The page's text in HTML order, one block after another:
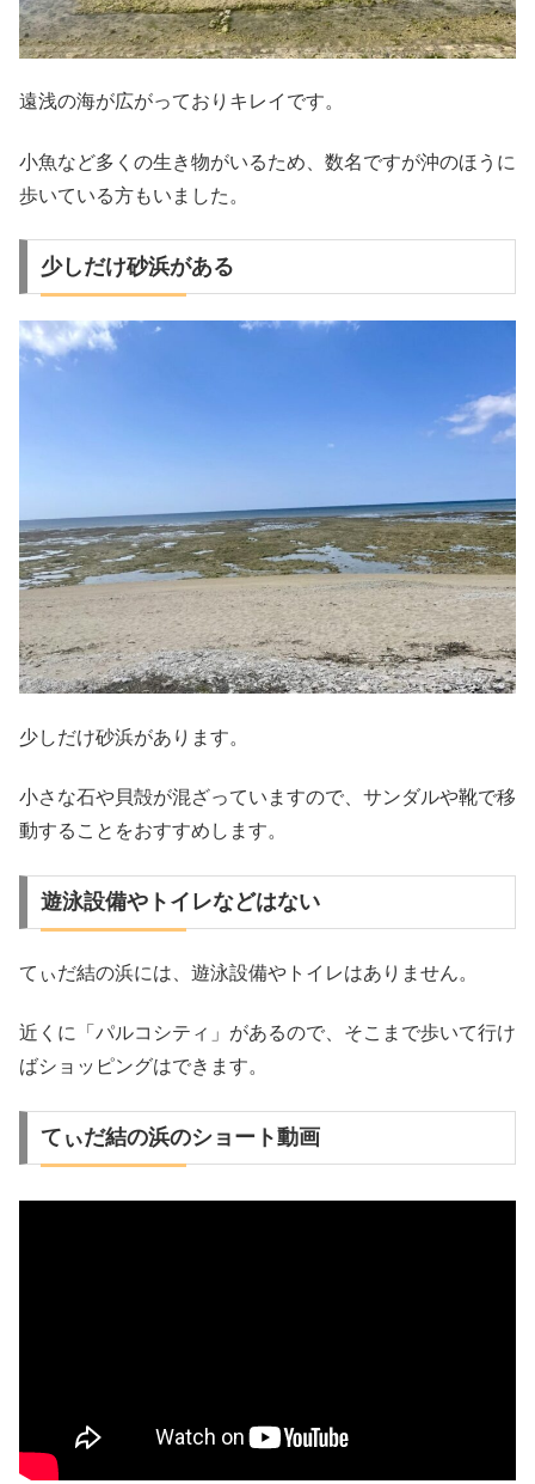
遠浅の海が広がっておりキレイです。
小魚など多くの生き物がいるため、数名ですが沖のほうに
歩いている方もいました。
少しだけ砂浜がある
少しだけ砂浜があります。
小さな石や貝殻が混ざっていますので、サンダルや靴で移
動することをおすすめします。
遊泳設備やトイレなどはない
てぃだ結の浜には、遊泳設備やトイレはありません。
近くに「パルコシティ」があるので、そこまで歩いて行け
ばショッピングはできます。
てぃだ結の浜のショート動画